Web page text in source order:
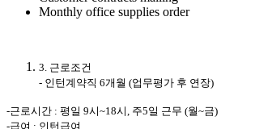
Monthly office supplies order
3. 근로조건
- 인턴계약직 6개월 (업무평가 후 연장)
-근로시간 : 평일 9시~18시, 주5일 근무 (월~금)
-급여 : 인턴급여